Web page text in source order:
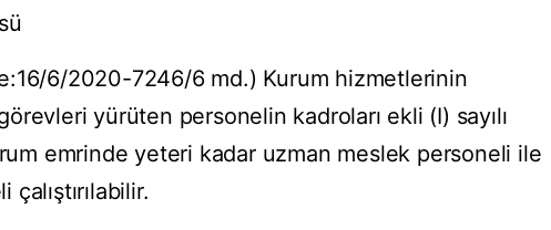
6/2020-7246/6 md.) Kurum hizmetlerinin
yürüten personelin kadroları ekli (I) sayılı
emrinde yeteri kadar uzman meslek personeli ile